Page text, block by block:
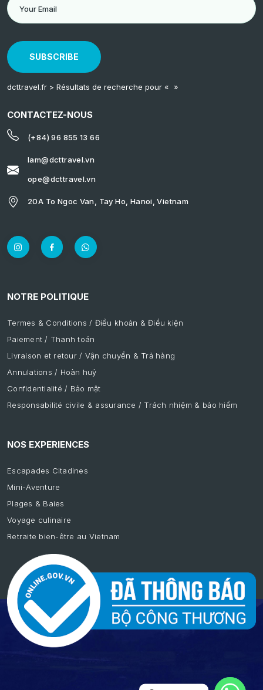
SUBSCRIBE
dcttravel.fr > Résultats de recherche pour « »
CONTACTEZ-NOUS
(+84) 96 855 13 66
lam@dcttravel.vn
ope@dcttravel.vn
20A To Ngoc Van, Tay Ho, Hanoi, Vietnam
NOTRE POLITIQUE
Termes & Conditions / Điều khoản & Điều kiện
Paiement / Thanh toán
Livraison et retour / Vận chuyển & Trả hàng
Annulations / Hoàn huỷ
Confidentialité / Bảo mật
Responsabilité civile & assurance / Trách nhiệm & bảo hiểm
NOS EXPERIENCES
Escapades Citadines
Mini-Aventure
Plages & Baies
Voyage culinaire
Retraite bien-être au Vietnam